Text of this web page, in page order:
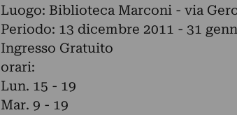
Luogo: Biblioteca Marconi - via
Periodo: 13 dicembre 2011 - 31
Ingresso Gratuito
orari:
Lun. 15 - 19
Mar. 9 - 19